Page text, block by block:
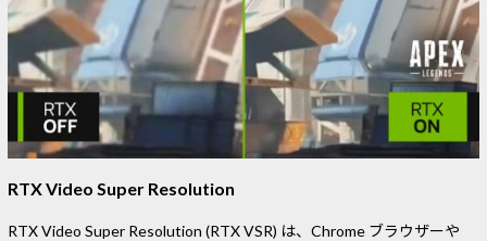
RTX Video Super Resolution
RTX Video Super Resolution (RTX VSR) は、Chrome ブラウザーや